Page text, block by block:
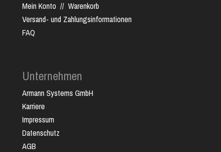
Mein Konto // Warenkorb
Versand- und Zahlungsinformationen
FAQ
Unternehmen
Armann Systems GmbH
Karriere
Impressum
Datenschutz
AGB